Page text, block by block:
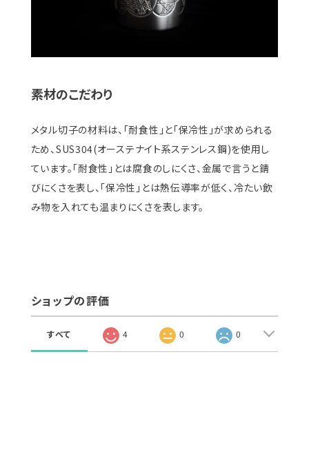
素材のこだわり
メタル切子の材料は、「耐食性」と「保冷性」が求められる
ため、SUS304(オーステナイト系ステンレス鋼)を使用し
ています。「耐食性」とは腐食のしにくさ、金属で言うと錆
びにくさを表し、「保冷性」とは熱伝導率が低く、冷たい飲
み物を入れても温まりにくさを表します。
ショップの評価
すべて 4 0 0